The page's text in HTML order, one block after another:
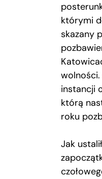
którymi
skazany
instancji
którą
roku
Jak